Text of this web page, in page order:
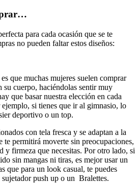
para cada ocasión que se te
no pueden faltar estos diseños:
que muchas mujeres suelen comprar
su cuerpo, haciéndolas sentir muy
que basar nuestra elección en cada
si tienes que ir al gimnasio, lo
deportivo o un top.
con tela fresca y se adaptan a la
permitirá moverte sin preocupaciones,
y firmeza que necesitas. Por otro lado, si
sin mangas ni tiras, es mejor usar un
que para un look casual, te puedes
push up o un Bralettes.